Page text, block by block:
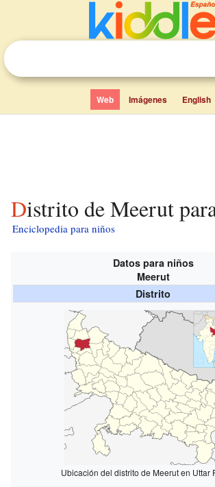
Web Imágenes English
Distrito de Meerut
Enciclopedia para niños
Datos para niños
Meerut
Distrito
Ubicación del distrito de Meerut en Uttar